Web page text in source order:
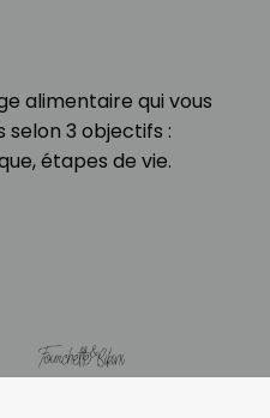
alimentaire qui vous
selon 3 objectifs :
étapes de vie.